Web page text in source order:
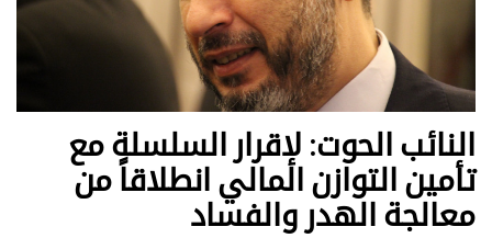
النائب الحوت: لإقرار السلسلة مع
تأمين التوازن المالي انطلاقاً من
معالجة الهدر والفساد